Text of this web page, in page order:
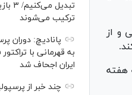
و از
هفته
ترکیب می‌شوند
پانادیچ: دوران
به قهرمانی با
ایران اجحاف شد
چند خبر از